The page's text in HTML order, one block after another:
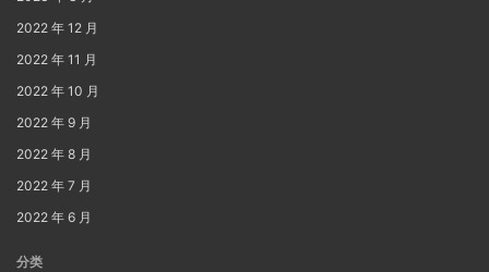
2022 年 12 月
2022 年 11 月
2022 年 10 月
2022 年 9 月
2022 年 8 月
2022 年 7 月
2022 年 6 月
分类